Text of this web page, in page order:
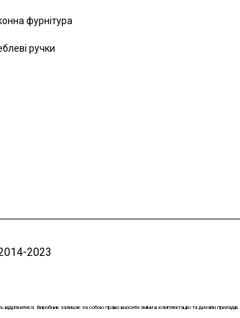
фурнітура
ручки
2023
Виробник залишає за собою право вносити зміни в комплектацію та дизайн приладів.